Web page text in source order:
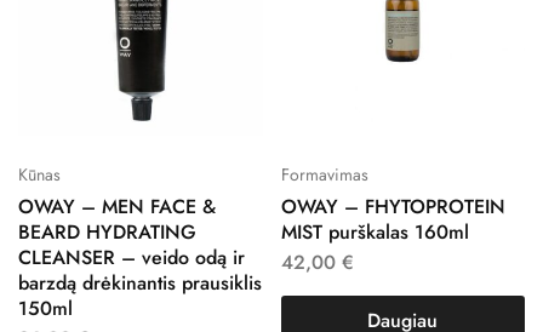
Kūnas
OWAY – MEN FACE &
BEARD HYDRATING
CLEANSER – veido odą ir
barzdą drėkinantis prausiklis
150ml
Formavimas
OWAY – FHYTOPROTEIN
MIST purškalas 160ml
42,00 €
Daugiau